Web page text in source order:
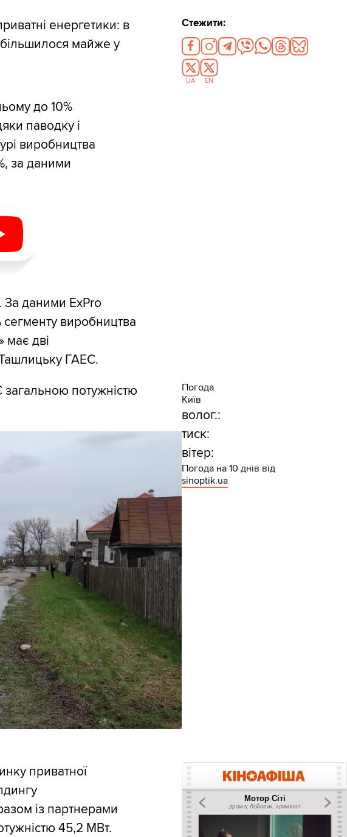
енергетики: в
майже у
до 10%
паводку і
виробництва
за даними
За даними ExPro
сегменту виробництва
має дві
Ташлицьку ГАЕС.
потужністю
приватної
із партнерами
45,2 МВт.
Стежити:
UA EN
Погода
Київ
волог.:
тиск:
вітер:
Погода на 10 днів від
sinoptik.ua